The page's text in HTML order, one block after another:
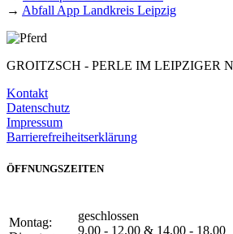
→ Abfall App Landkreis Leipzig
GROITZSCH - PERLE IM LEIPZIGER
Kontakt
Datenschutz
Impressum
Barrierefreiheitserklärung
ÖFFNUNGSZEITEN
Montag:
geschlossen
9.00 - 12.00 & 14.00 - 18.00